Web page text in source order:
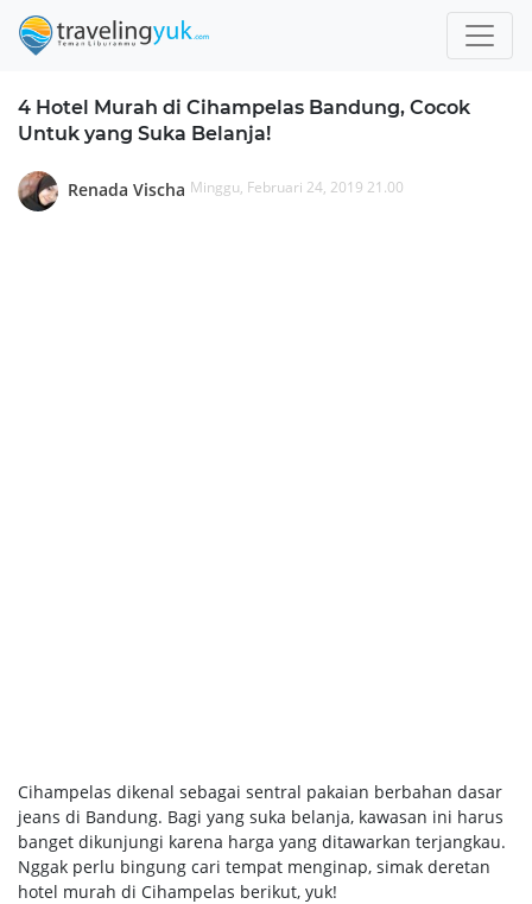
4 Hotel Murah di Cihampelas Bandung, Cocok
Untuk yang Suka Belanja!
Renada Vischa Minggu, Februari 24, 2019 21.00
Cihampelas dikenal sebagai sentral pakaian berbahan dasar
jeans di Bandung. Bagi yang suka belanja, kawasan ini harus
banget dikunjungi karena harga yang ditawarkan terjangkau.
Nggak perlu bingung cari tempat menginap, simak deretan
hotel murah di Cihampelas berikut, yuk!